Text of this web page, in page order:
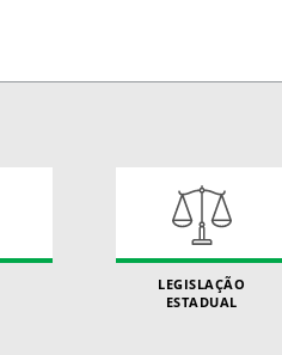
LEGISLAÇÃO
ESTADUAL